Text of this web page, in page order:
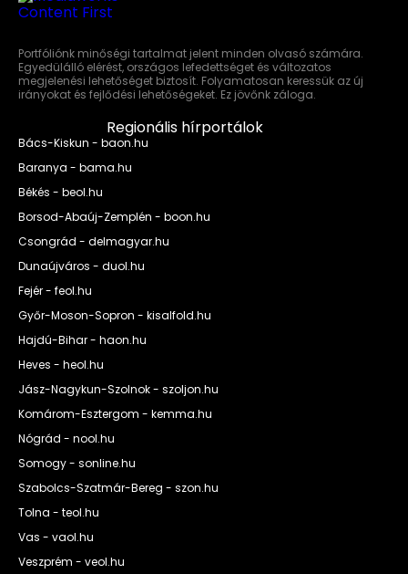
Portfóliónk minőségi tartalmat jelent minden olvasó számára.
Egyedülálló elérést, országos lefedettséget és változatos
megjelenési lehetőséget biztosít. Folyamatosan keressük az új
irányokat és fejlődési lehetőségeket. Ez jövőnk záloga.
Regionális hírportálok
Bács-Kiskun - baon.hu
Baranya - bama.hu
Békés - beol.hu
Borsod-Abaúj-Zemplén - boon.hu
Csongrád - delmagyar.hu
Dunaújváros - duol.hu
Fejér - feol.hu
Győr-Moson-Sopron - kisalfold.hu
Hajdú-Bihar - haon.hu
Heves - heol.hu
Jász-Nagykun-Szolnok - szoljon.hu
Komárom-Esztergom - kemma.hu
Nógrád - nool.hu
Somogy - sonline.hu
Szabolcs-Szatmár-Bereg - szon.hu
Tolna - teol.hu
Vas - vaol.hu
Veszprém - veol.hu